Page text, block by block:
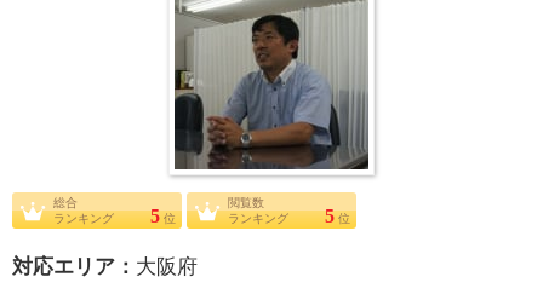
総合
ランキング
5 位
閲覧数
ランキング
5 位
対応エリア： 大阪府